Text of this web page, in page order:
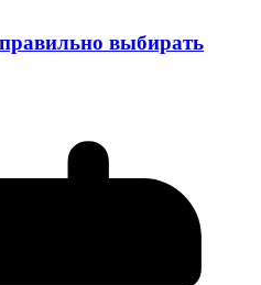
выбирать